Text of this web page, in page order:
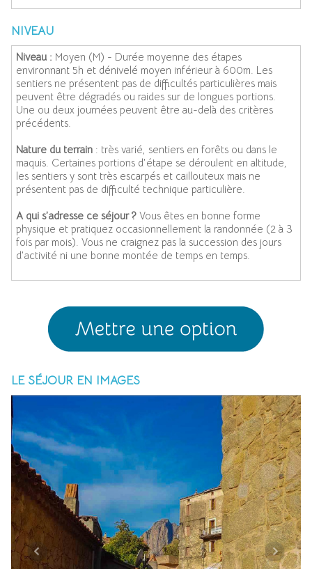
NIVEAU
Niveau : Moyen (M) - Durée moyenne des étapes
environnant 5h et dénivelé moyen inférieur à 600m. Les
sentiers ne présentent pas de difficultés particulières mais
peuvent être dégradés ou raides sur de longues portions.
Une ou deux journées peuvent être au-delà des critères
précédents.
Nature du terrain : très varié, sentiers en forêts ou dans le
maquis. Certaines portions d’étape se déroulent en altitude,
les sentiers y sont très escarpés et caillouteux mais ne
présentent pas de difficulté technique particulière.
A qui s’adresse ce séjour ? Vous êtes en bonne forme
physique et pratiquez occasionnellement la randonnée (2 à 3
fois par mois). Vous ne craignez pas la succession des jours
d’activité ni une bonne montée de temps en temps.
LE SÉJOUR EN IMAGES